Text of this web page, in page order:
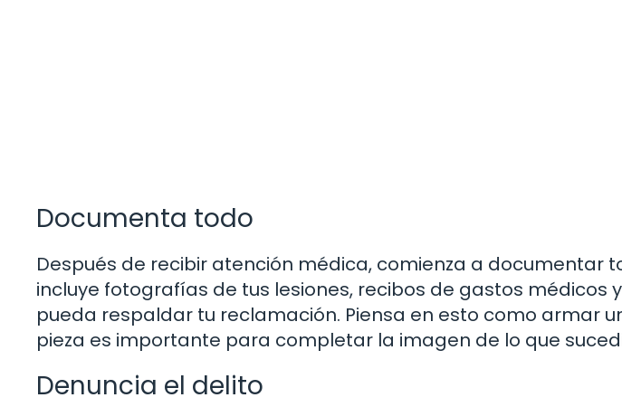
Documenta todo
Después de recibir atención médica, comienza a documentar
incluye fotografías de tus lesiones, recibos de gastos médicos
pueda respaldar tu reclamación. Piensa en esto como armar
pieza es importante para completar la imagen de lo que
Denuncia el delito